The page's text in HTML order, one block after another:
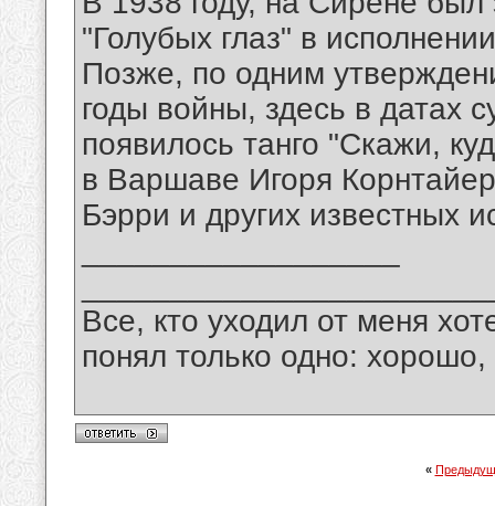
"Голубых глаз" в
Позже, по одним
годы войны, здесь в датах
появилось танго "Скажи,
в Варшаве Игоря
Бэрри и других известных
Все, кто уходил от меня
понял только одно:
«